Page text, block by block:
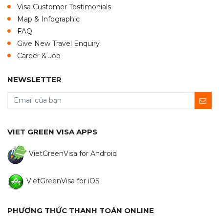
Visa Customer Testimonials
Map & Infographic
FAQ
Give New Travel Enquiry
Career & Job
NEWSLETTER
VIET GREEN VISA APPS
VietGreenVisa for Android
VietGreenVisa for iOS
PHƯƠNG THỨC THANH TOÁN ONLINE